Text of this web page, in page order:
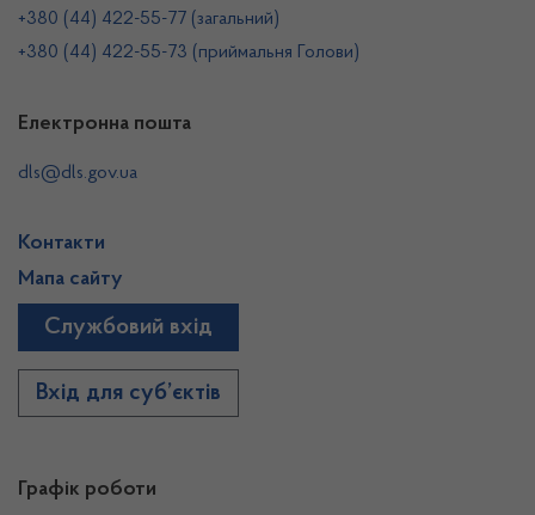
Графік роботи
+380 (44) 422-55-77 (загальний)
+380 (44) 422-55-73 (приймальня Голови)
Електронна пошта
dls@dls.gov.ua
Контакти
Мапа сайту
Службовий вхід
Вхід для суб’єктів